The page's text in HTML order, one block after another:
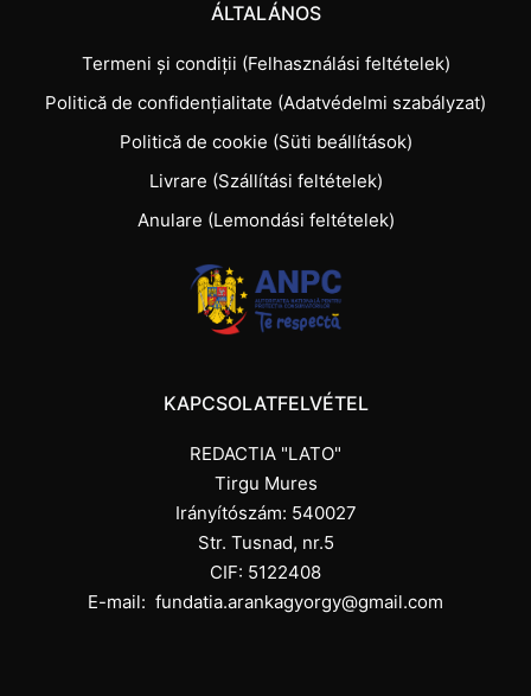
ÁLTALÁNOS
Termeni și condiții (Felhasználási feltételek)
Politică de confidențialitate (Adatvédelmi szabályzat)
Politică de cookie (Süti beállítások)
Livrare (Szállítási feltételek)
Anulare (Lemondási feltételek)
KAPCSOLATFELVÉTEL
REDACTIA "LATO"
Tirgu Mures
Irányítószám: 540027
Str. Tusnad, nr.5
CIF: 5122408
E-mail: fundatia.arankagyorgy@gmail.com